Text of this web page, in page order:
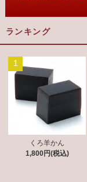
ランキング
1
くろ羊かん
1,800円(税込)